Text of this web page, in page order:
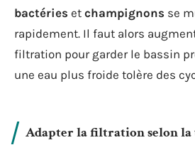
bactéries et champignons se
rapidement. Il faut alors
filtration pour garder le bassin
une eau plus froide tolère des
Adapter la filtration selon